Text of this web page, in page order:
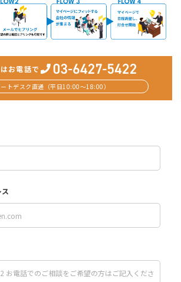
お電話で
トデスク直通（平日10:00〜18:00）